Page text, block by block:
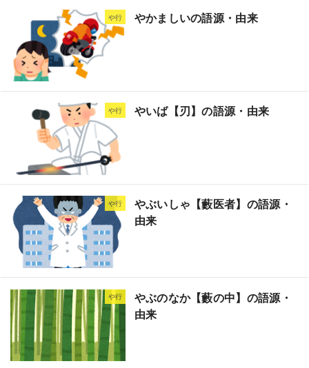
や行 やかましいの語源・由来
や行 やいば【刃】の語源・由来
や行
やぶいしゃ【藪医者】の語源・
由来
や行
やぶのなか【藪の中】の語源・
由来